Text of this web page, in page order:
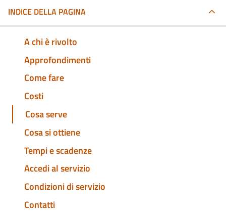
INDICE DELLA PAGINA
A chi è rivolto
Approfondimenti
Come fare
Costi
Cosa serve
Cosa si ottiene
Tempi e scadenze
Accedi al servizio
Condizioni di servizio
Contatti